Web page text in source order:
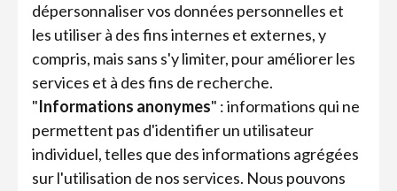
dépersonnaliser vos données personnelles et
les utiliser à des fins internes et externes, y
compris, mais sans s'y limiter, pour améliorer les
services et à des fins de recherche.
"Informations anonymes" : informations qui ne
permettent pas d'identifier un utilisateur
individuel, telles que des informations agrégées
sur l'utilisation de nos services. Nous pouvons